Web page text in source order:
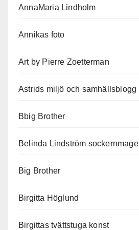
AnnaMaria Lindholm
Annikas foto
Art by Pierre Zoetterman
Astrids miljö och samhällsblogg
Bbig Brother
Belinda Lindström sockernmage
Big Brother
Birgitta Höglund
Birgittas tvättstuga konst